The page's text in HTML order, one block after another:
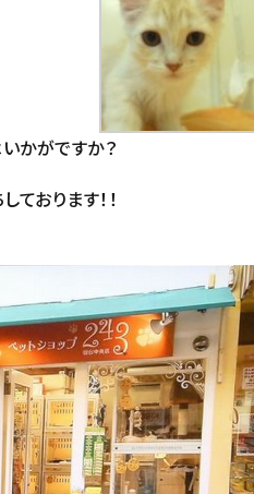
かがですか？
おります！！